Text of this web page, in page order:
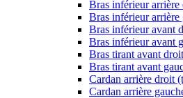
Bras inférieur arrière
Bras inférieur arrière
Bras inférieur avant
Bras inférieur avant
Bras tirant avant droit
Bras tirant avant
Cardan arrière droit
Cardan arrière